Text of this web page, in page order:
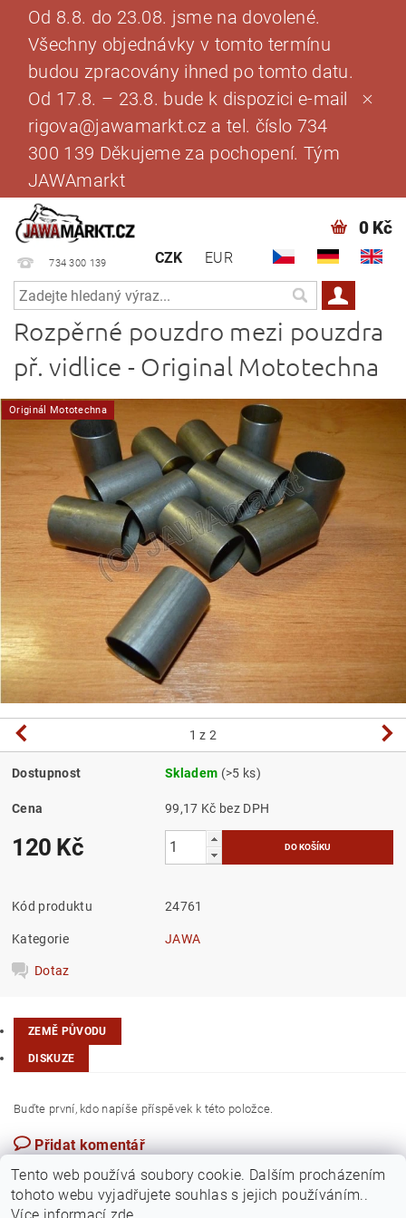
Od 8.8. do 23.08. jsme na dovolené.
Všechny objednávky v tomto termínu
budou zpracovány ihned po tomto datu.
Od 17.8. – 23.8. bude k dispozici e-mail
rigova@jawamarkt.cz a tel. číslo 734
300 139 Děkujeme za pochopení. Tým
JAWAmarkt
734 300 139 CZK EUR
0 Kč
Rozpěrné pouzdro mezi pouzdra
př. vidlice - Original Mototechna
Originál Mototechna
1 z 2
Dostupnost Skladem (>5 ks)
Cena 99,17 Kč bez DPH
120 Kč
Kód produktu 24761
Kategorie JAWA
Dotaz
ZEMĚ PŮVODU
DISKUZE
Buďte první, kdo napíše příspěvek k této položce.
Přidat komentář
Tento web používá soubory cookie. Dalším procházením
tohoto webu vyjadřujete souhlas s jejich používáním..